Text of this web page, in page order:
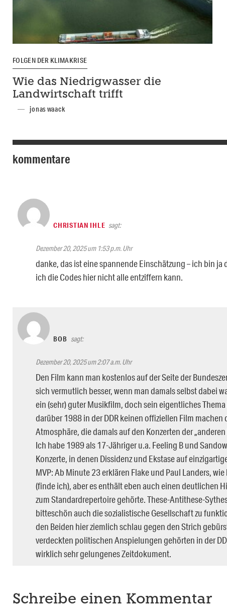
FOLGEN DER KLIMAKRISE
Wie das Niedrigwasser die
Landwirtschaft trifft
jonas waack
kommentare
CHRISTIAN IHLE sagt:
Dezember 20, 2025 um 1:53 p.m. Uhr
danke, das ist eine spannende Einschätzung – ich bin
ich die Codes hier nicht alle entziffern kann.
BOB sagt:
Dezember 20, 2025 um 2:07 a.m. Uhr
Den Film kann man kostenlos auf der Seite der
sich vermutlich besser, wenn man damals selbst dabei
ein (sehr) guter Musikfilm, doch sein eigentliches
darüber 1988 in der DDR keinen offiziellen Film
Atmosphäre, die damals auf den Konzerten der
Ich habe 1989 als 17-Jähriger u.a. Feeling B und
Konzerte, in denen Dissidenz und Ekstase auf
MVP: Ab Minute 23 erklären Flake und Paul Landers,
(finde ich), aber es enthält eben auch einen deutlichen
zum Standardrepertoire gehörte. These-Antithese-
bitteschön auch die sozialistische Gesellschaft zu
den Beiden hier ziemlich schlau gegen den Strich
verdeckten politischen Anspielungen gehörten in der
wirklich sehr gelungenes Zeitdokument.
Schreibe einen Kommentar